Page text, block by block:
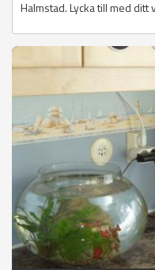
Halmstad. Lycka till med ditt